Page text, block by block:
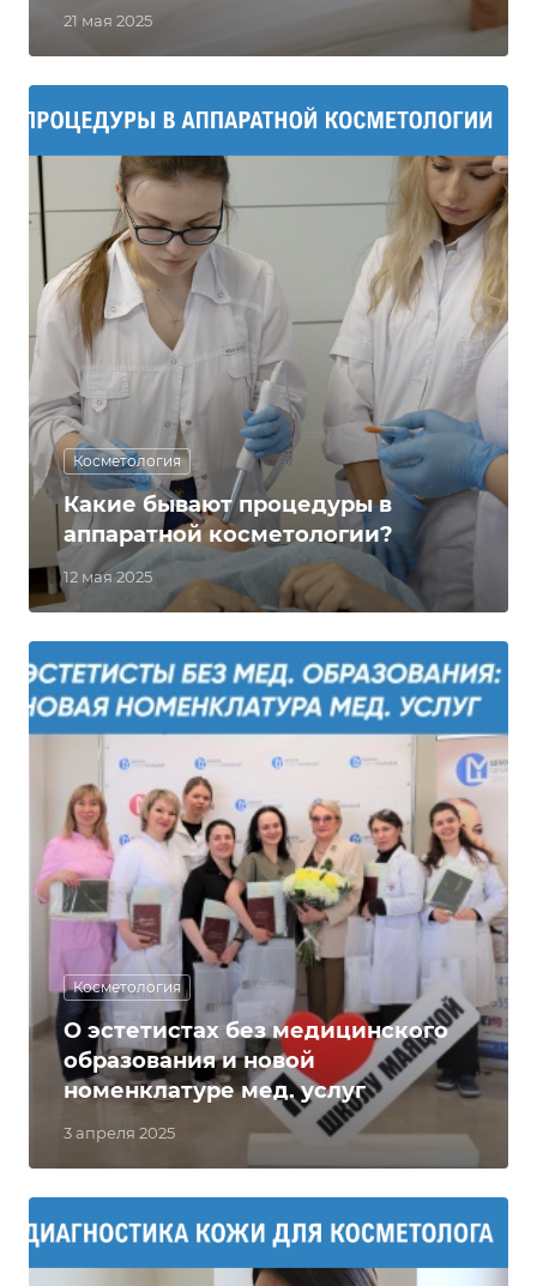
21 мая 2025
Косметология
12 мая 2025
Какие бывают процедуры в
аппаратной косметологии?
Косметология
3 апреля 2025
О эстетистах без медицинского
образования и новой
номенклатуре мед. услуг